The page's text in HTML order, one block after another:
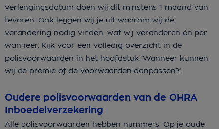
verlengingsdatum doen wij dit minstens 1 maand van
tevoren. Ook leggen wij je uit waarom wij de
verandering nodig vinden, wat wij veranderen én per
wanneer. Kijk voor een volledig overzicht in de
polisvoorwaarden in het hoofdstuk ‘Wanneer kunnen
wij de premie of de voorwaarden aanpassen?’.
Oudere polisvoorwaarden van de OHRA
Inboedelverzekering
Alle polisvoorwaarden hebben nummers. Op je oude